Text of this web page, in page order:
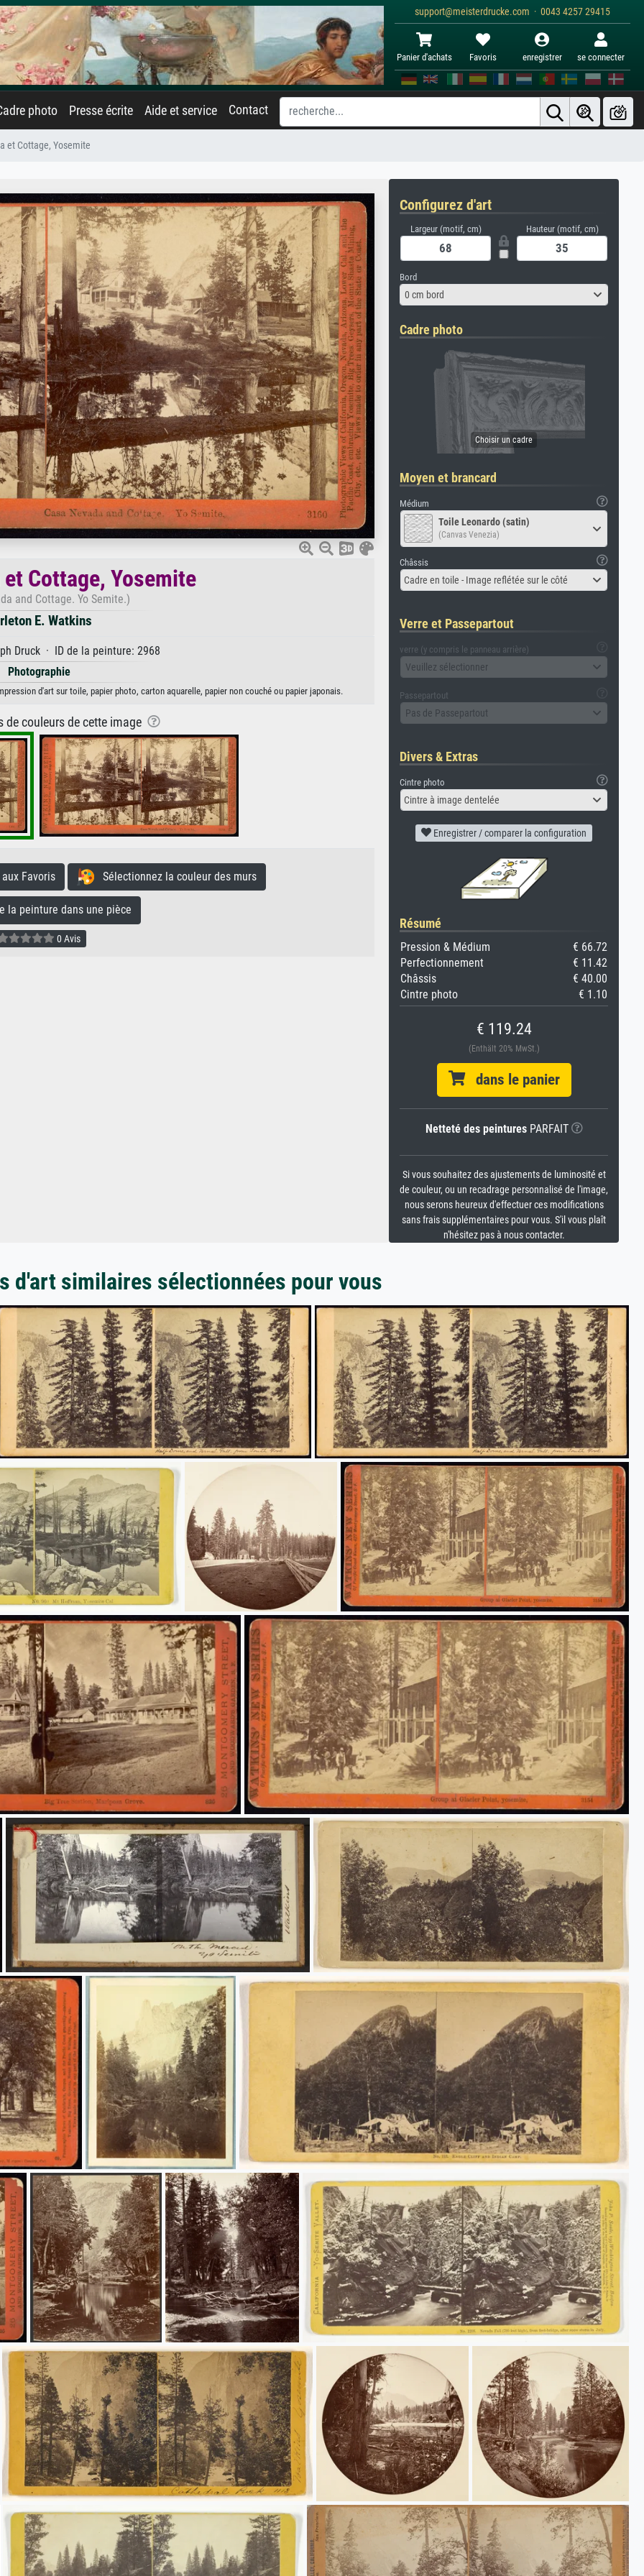
support@meisterdrucke.com · 0043 4257 29415
Panier d'achats Favoris enregistrer se connecter
photo Presse écrite Aide et service Contact
et Cottage, Yosemite
et Cottage, Yosemite
and Cottage. Yo Semite.)
E. Watkins
Druck · ID de la peinture: 2968
Photographie
d'art sur toile, papier photo, carton aquarelle, papier non couché ou papier japonais.
de couleurs de cette image
Favoris Sélectionnez la couleur des murs
peinture dans une pièce
0 Avis
Configurez d'art
Largeur (motif, cm) Hauteur (motif, cm)
Bord
0 cm bord
Cadre photo
Moyen et brancard
Médium
Toile Leonardo (satin)
(Canvas Venezia)
Châssis
Cadre en toile - Image reflétée sur le côté
Verre et Passepartout
verre (y compris le panneau arrière)
Veuillez sélectionner
Passepartout
Pas de Passepartout
Divers & Extras
Cintre photo
Cintre à image dentelée
Enregistrer / comparer la configuration
Résumé
Pression & Médium
€ 66.72
Perfectionnement
€ 11.42
Châssis
€ 40.00
Cintre photo
€ 1.10
€ 119.24
(Enthält 20% MwSt.)
dans le panier
Netteté des peinturesPARFAIT
Si vous souhaitez des ajustements de luminosité et
de couleur, ou un recadrage personnalisé de l'image,
nous serons heureux d'effectuer ces modifications
sans frais supplémentaires pour vous. S'il vous plaît
n'hésitez pas à nous contacter.
d'art similaires sélectionnées pour vous